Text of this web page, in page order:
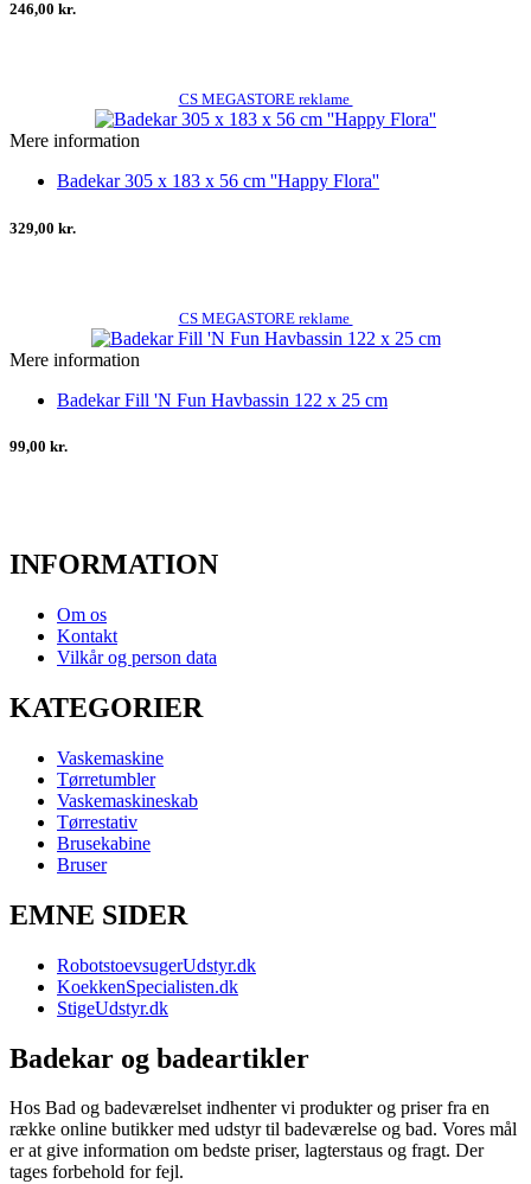
246,00 kr.
CS MEGASTORE reklame
Mere information
Badekar 305 x 183 x 56 cm ''Happy Flora''
329,00 kr.
CS MEGASTORE reklame
Mere information
Badekar Fill 'N Fun Havbassin 122 x 25 cm
99,00 kr.
INFORMATION
Om os
Kontakt
Vilkår og person data
KATEGORIER
Vaskemaskine
Tørretumbler
Vaskemaskineskab
Tørrestativ
Brusekabine
Bruser
EMNE SIDER
RobotstoevsugerUdstyr.dk
KoekkenSpecialisten.dk
StigeUdstyr.dk
Badekar og badeartikler
Hos Bad og badeværelset indhenter vi produkter og priser fra en
række online butikker med udstyr til badeværelse og bad. Vores mål
er at give information om bedste priser, lagterstaus og fragt. Der
tages forbehold for fejl.